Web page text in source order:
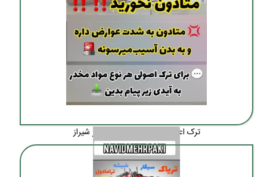
ترک اعتیاد بدون درد و خماری در شیراز